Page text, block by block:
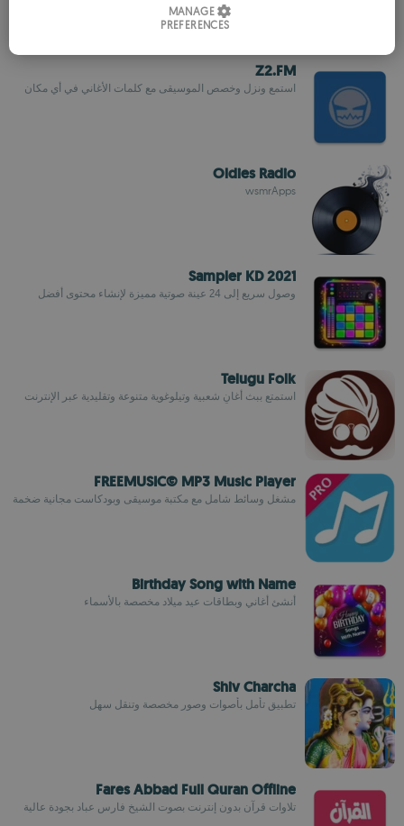
Z2.FM
استمع ونزل وخصص الموسيقى مع كلمات الأغاني في أي مكان
Oldies Radio
wsmrApps
Sampler KD 2021
وصول سريع إلى 24 عينة صوتية مميزة لإنشاء محتوى أفضل
Telugu Folk
استمتع ببث أغانٍ شعبية وتيلوغوية متنوعة وتقليدية عبر الإنترنت
FREEMUSIC© MP3 Music Player
مشغل وسائط شامل مع مكتبة موسيقى وبودكاست مجانية ضخمة
Birthday Song with Name
أنشئ أغاني وبطاقات عيد ميلاد مخصصة بالأسماء
Shiv Charcha
تطبيق تأمل بأصوات وصور مخصصة وتنقل سهل
Fares Abbad Full Quran Offline
تلاوات قرآن بدون إنترنت بصوت الشيخ فارس عباد بجودة عالية
ROMANIAN
MANAGE
PREFERENCES